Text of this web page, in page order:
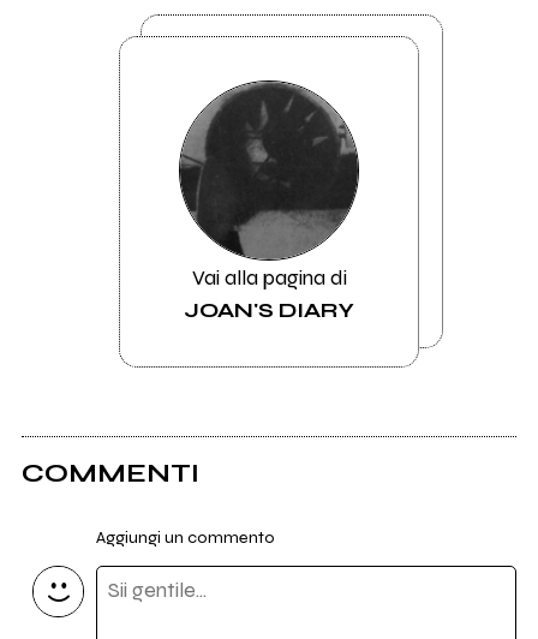
Vai alla pagina di
JOAN'S DIARY
COMMENTI
Aggiungi un commento